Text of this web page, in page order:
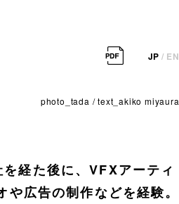
JP / EN
photo_tada / text_akiko miyaura
経た後に、VFXアーティ
広告の制作などを経験。